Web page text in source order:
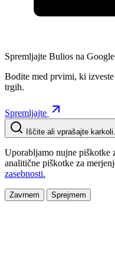
Spremljajte Bulios na
Bodite med prvimi, ki
trgih.
Spremljajte
Iščite ali vprašajte
Uporabljamo nujne piškotke
analitične piškotke za
zasebnosti.
Zavrnem Sprejmem